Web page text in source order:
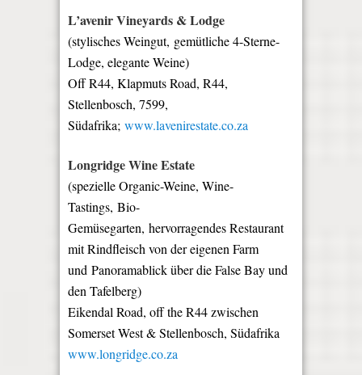
L’avenir Vineyards & Lodge
(stylisches Weingut, gemütliche 4-Sterne-
Lodge, elegante Weine)
Off R44, Klapmuts Road, R44,
Stellenbosch, 7599,
Südafrika; www.lavenirestate.co.za
Longridge Wine Estate
(spezielle Organic-Weine, Wine-
Tastings, Bio-
Gemüsegarten, hervorragendes Restaurant
mit Rindfleisch von der eigenen Farm
und Panoramablick über die False Bay und
den Tafelberg)
Eikendal Road, off the R44 zwischen
Somerset West & Stellenbosch, Südafrika
www.longridge.co.za